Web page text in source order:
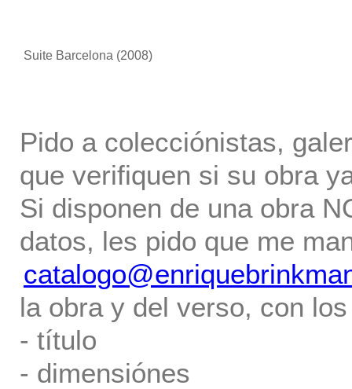
Suite Barcelona (2008)
Pido a colecciónistas,
que verifiquen si su obra
Si disponen de una obra
datos, les pido que me
la obra y del verso, con
- título
- dimensiónes